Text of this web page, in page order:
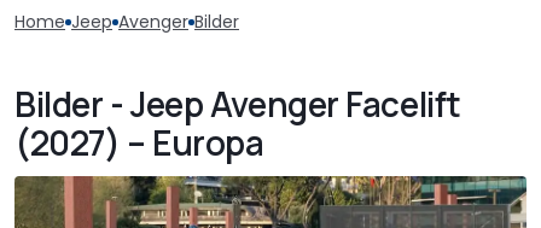
Home Jeep Avenger Bilder
Bilder - Jeep Avenger Facelift
(2027) – Europa